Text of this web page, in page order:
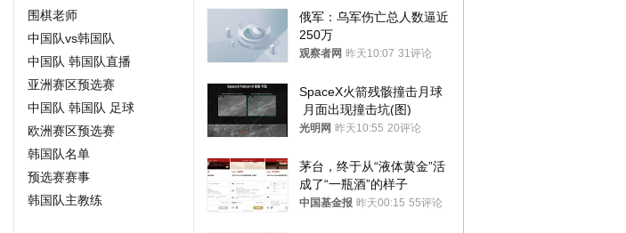
围棋老师
中国队vs韩国队
中国队 韩国队直播
亚洲赛区预选赛
中国队 韩国队 足球
欧洲赛区预选赛
韩国队名单
预选赛赛事
韩国队主教练
俄军：乌军伤亡总人数逼近
250万
观察者网 昨天10:07 31评论
SpaceX火箭残骸撞击月球
月面出现撞击坑(图)
光明网 昨天10:55 20评论
茅台，终于从“液体黄金”活
成了“一瓶酒”的样子
中国基金报 昨天00:15 55评论